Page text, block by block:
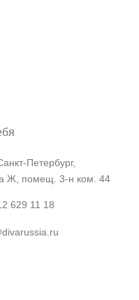
Петербург,
Ж, помещ. 3-н ком. 44
629 11 18